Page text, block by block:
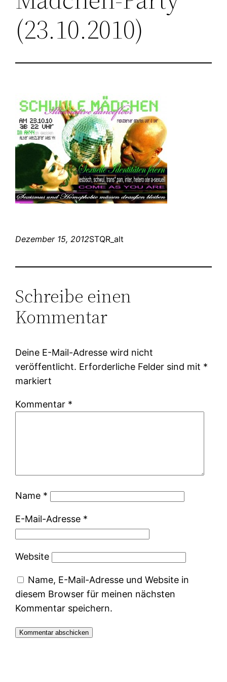
(23.10.2010)
Dezember 15, 2012STQR_alt
Schreibe einen
Kommentar
Deine E-Mail-Adresse wird nicht
veröffentlicht. Erforderliche Felder sind mit *
markiert
Kommentar *
Name *
E-Mail-Adresse *
Website
Name, E-Mail-Adresse und Website in
diesem Browser für meinen nächsten
Kommentar speichern.